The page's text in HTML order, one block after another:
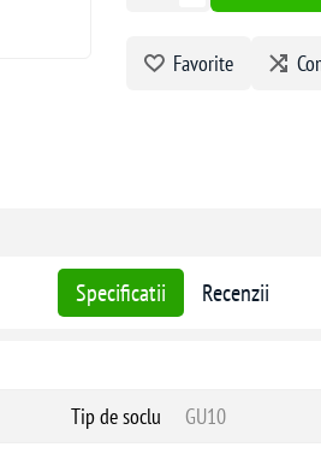
Favorite
Specificatii Recenzii
Tip de soclu
GU10